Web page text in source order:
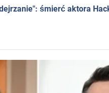
śmierć aktora